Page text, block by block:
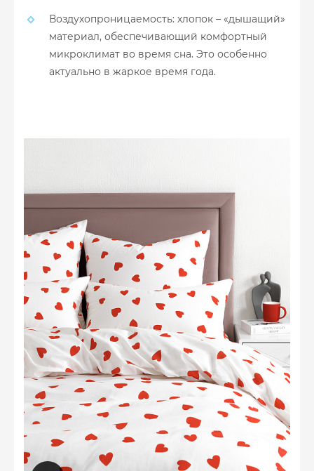
Воздухопроницаемость: хлопок – «дышащий»
материал, обеспечивающий комфортный
микроклимат во время сна. Это особенно
актуально в жаркое время года.